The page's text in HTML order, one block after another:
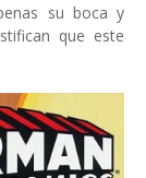
su boca y
que este